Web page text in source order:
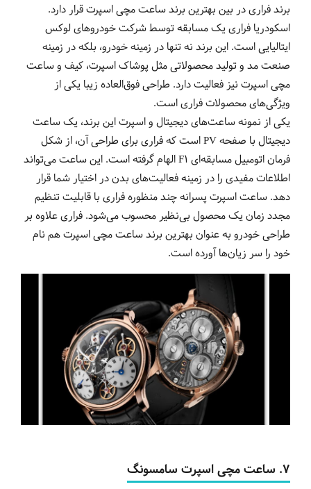
برند فراری در بین بهترین برند ساعت مچی اسپرت قرار دارد.
اسکودریا فراری یک مسابقه توسط شرکت خودروهای لوکس
ایتالیایی است. این برند نه تنها در زمینه خودرو، بلکه در زمینه
صنعت مد و تولید محصولاتی مثل پوشاک اسپرت، کیف و ساعت
مچی اسپرت نیز فعالیت دارد. طراحی فوق‌العاده زیبا یکی از
ویژگی‌های محصولات فراری است.
یکی از نمونه‌ ساعت‌های دیجیتال و اسپرت این برند، یک ساعت
دیجیتال با صفحه PV است که فراری برای طراحی آن، از شکل
فرمان اتومبیل مسابقه‌ای F1 الهام گرفته است. این ساعت می‌تواند
اطلاعات مفیدی را در زمینه فعالیت‌های بدن در اختیار شما قرار
دهد. ساعت اسپرت پسرانه چند منظوره فراری با قابلیت تنظیم
مجدد زمان یک محصول بی‌نظیر محسوب می‌شود. فراری علاوه بر
طراحی خودرو به عنوان بهترین برند ساعت مچی اسپرت هم نام
خود را سر زیان‌ها آورده است.
7. ساعتمچیاسپرت سامسونگ